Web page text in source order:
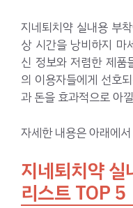
지네퇴치약 실내용 부
상 시간을 낭비하지 마
신 정보와 저렴한 제품
의 이용자들에게 선호
과 돈을 효과적으로 아
자세한 내용은 아래에
지네퇴치약
리스트 TOP 5